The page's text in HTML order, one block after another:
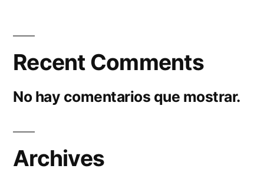
Recent Comments
No hay comentarios que mostrar.
Archives